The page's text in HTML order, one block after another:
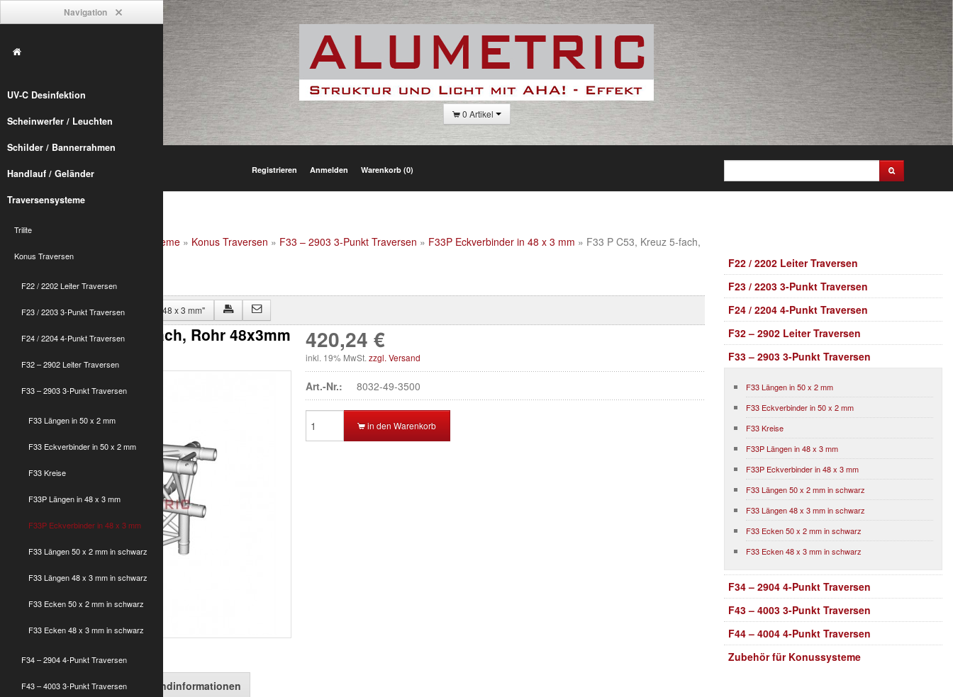
Navigation
UV-C Desinfektion
Scheinwerfer / Leuchten
Schilder / Bannerrahmen
Handlauf / Geländer
Traversensysteme
Trilite
Konus Traversen
F22 / 2202 Leiter Traversen
F23 / 2203 3-Punkt Traversen
F24 / 2204 4-Punkt Traversen
F32 – 2902 Leiter Traversen
F33 – 2903 3-Punkt Traversen
F33 Längen in 50 x 2 mm
F33 Eckverbinder in 50 x 2 mm
F33 Kreise
F33P Längen in 48 x 3 mm
F33P Eckverbinder in 48 x 3 mm
F33 Längen 50 x 2 mm in schwarz
F33 Längen 48 x 3 mm in schwarz
F33 Ecken 50 x 2 mm in schwarz
F33 Ecken 48 x 3 mm in schwarz
F34 – 2904 4-Punkt Traversen
F43 – 4003 3-Punkt Traversen
0 Artikel
Registrieren Anmelden Warenkorb (0)
Traversensysteme » Konus Traversen » F33 – 2903 3-Punkt Traversen » F33P Eckverbinder in 48 x 3 mm » F33 P C53, Kreuz 5-fach,
Rohr 48x3mm incl. Konus
Zurück zu "F33P Eckverbinder in 48 x 3 mm"
F33 P C53, Kreuz 5-fach, Rohr 48x3mm
420,24 €
inkl. 19% MwSt.zzgl. Versand
Art.-Nr.: 8032-49-3500
in den Warenkorb
Artikelbeschreibung Versandinformationen
F22 / 2202 Leiter Traversen
F23 / 2203 3-Punkt Traversen
F24 / 2204 4-Punkt Traversen
F32 – 2902 Leiter Traversen
F33 – 2903 3-Punkt Traversen
F33 Längen in 50 x 2 mm
F33 Eckverbinder in 50 x 2 mm
F33 Kreise
F33P Längen in 48 x 3 mm
F33P Eckverbinder in 48 x 3 mm
F33 Längen 50 x 2 mm in schwarz
F33 Längen 48 x 3 mm in schwarz
F33 Ecken 50 x 2 mm in schwarz
F33 Ecken 48 x 3 mm in schwarz
F34 – 2904 4-Punkt Traversen
F43 – 4003 3-Punkt Traversen
F44 – 4004 4-Punkt Traversen
Zubehör für Konussysteme